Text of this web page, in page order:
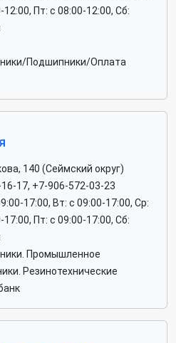
Пт: c 08:00-12:00, Сб:
Подшипники/Оплата
140 (Сеймский округ)
17, +7-906-572-03-23
17:00, Вт: c 09:00-17:00, Ср:
Пт: c 09:00-17:00, Сб:
Промышленное
Резинотехнические